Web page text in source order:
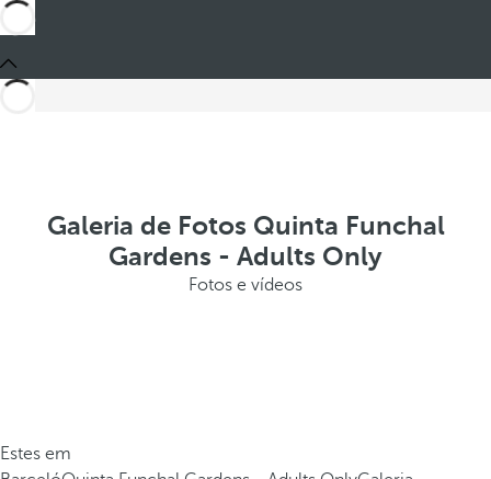
Galeria de Fotos Quinta Funchal
Gardens - Adults Only
Fotos e vídeos
Estes em